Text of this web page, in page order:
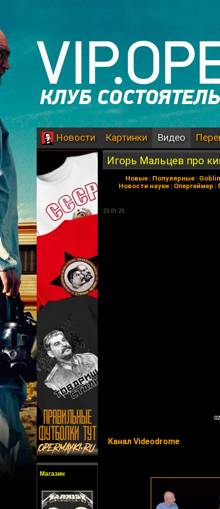
Новости Картинки Видео
Магазин
Игорь Мальцев про
Новые | Популярные |
Новости науки | Опергеймер |
23.01.25
Канал Videodrome